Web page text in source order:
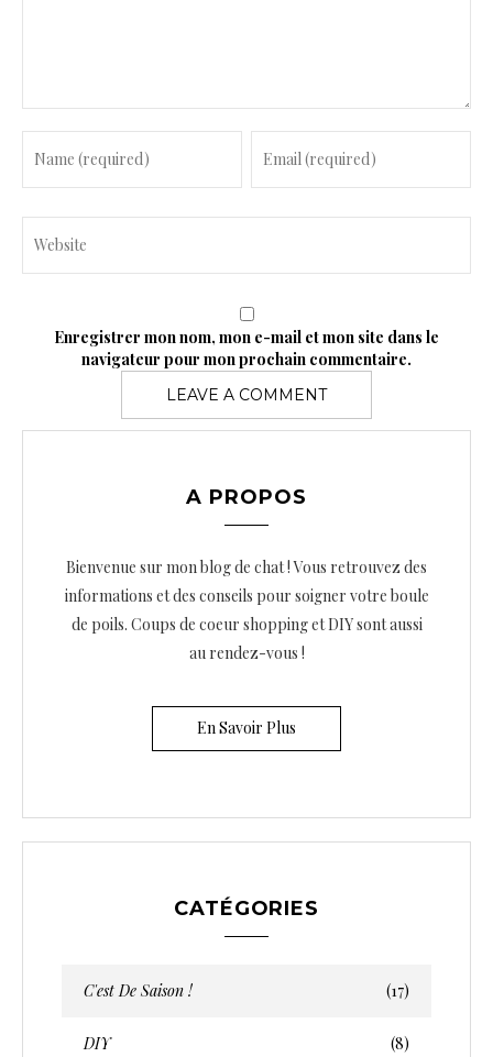
Enregistrer mon nom, mon e-mail et mon site dans le
navigateur pour mon prochain commentaire.
A PROPOS
Bienvenue sur mon blog de chat ! Vous retrouvez des
informations et des conseils pour soigner votre boule
de poils. Coups de coeur shopping et DIY sont aussi
au rendez-vous !
En Savoir Plus
CATÉGORIES
C'est De Saison ! (17)
DIY (8)